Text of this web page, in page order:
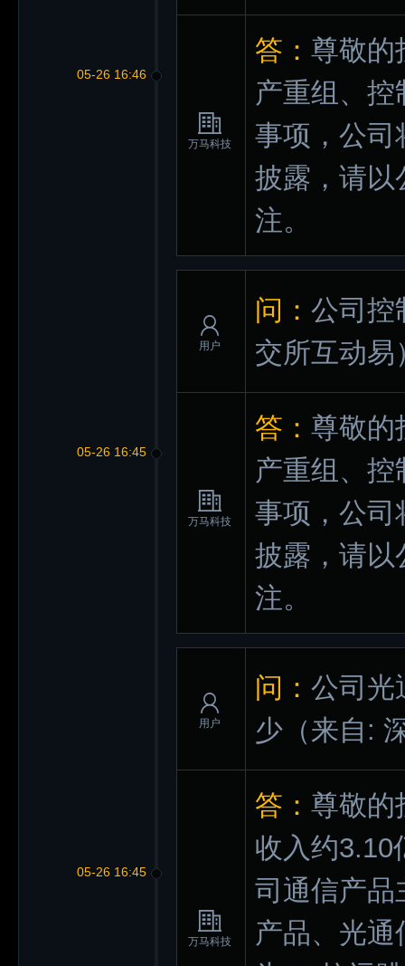
05-26 16:46
万马科技
答： 尊敬的
产重组、
事项，公司
披露，请以
注。
05-26 16:45
用户
问： 公司控
交所互动易
万马科技
答： 尊敬的
产重组、
事项，公司
披露，请以
注。
05-26 16:45
用户
问： 公司光
少 （来自:
万马科技
答： 尊敬的
收入约3.10
司通信产品
产品、光